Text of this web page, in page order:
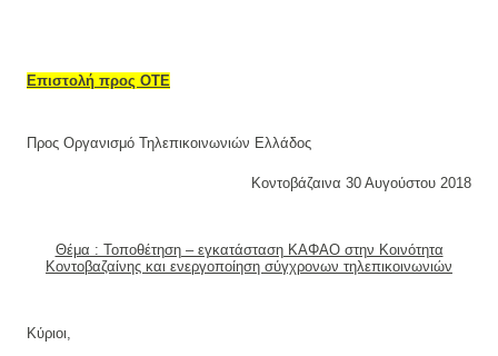
Επιστολή προς ΟΤΕ
Προς Οργανισμό Τηλεπικοινωνιών Ελλάδος
Κοντοβάζαινα 30 Αυγούστου 2018
Θέμα : Τοποθέτηση – εγκατάσταση ΚΑΦΑΟ στην Κοινότητα
Κοντοβαζαίνης και ενεργοποίηση σύγχρονων τηλεπικοινωνιών
Κύριοι,